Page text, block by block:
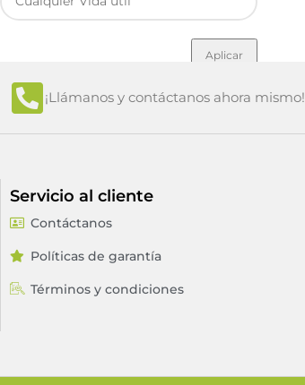
Aplicar
¡Llámanos y contáctanos ahora mismo!
Servicio al cliente
Contáctanos
Políticas de garantía
Términos y condiciones